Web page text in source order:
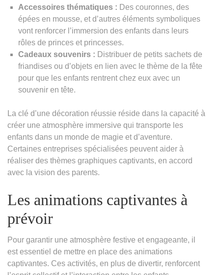
Accessoires thématiques : Des couronnes, des
épées en mousse, et d’autres éléments symboliques
vont renforcer l’immersion des enfants dans leurs
rôles de princes et princesses.
Cadeaux souvenirs : Distribuer de petits sachets de
friandises ou d’objets en lien avec le thème de la fête
pour que les enfants rentrent chez eux avec un
souvenir en tête.
La clé d’une décoration réussie réside dans la capacité à
créer une atmosphère immersive qui transporte les
enfants dans un monde de magie et d’aventure.
Certaines entreprises spécialisées peuvent aider à
réaliser des thèmes graphiques captivants, en accord
avec la vision des parents.
Les animations captivantes à
prévoir
Pour garantir une atmosphère festive et engageante, il
est essentiel de mettre en place des animations
captivantes. Ces activités, en plus de divertir, renforcent